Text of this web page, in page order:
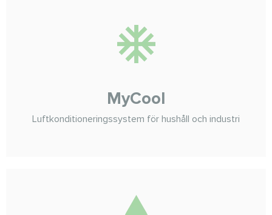
MyCool
Luftkonditioneringssystem för hushåll och industri